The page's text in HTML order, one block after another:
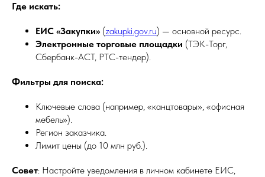
Где искать:
ЕИС «Закупки» (zakupki.gov.ru) — основной ресурс.
Электронные торговые площадки (ТЭК-Торг,
Сбербанк-АСТ, РТС-тендер).
Фильтры для поиска:
Ключевые слова (например, «канцтовары», «офисная
мебель»).
Регион заказчика.
Лимит цены (до 10 млн руб.).
Совет: Настройте уведомления в личном кабинете ЕИС,